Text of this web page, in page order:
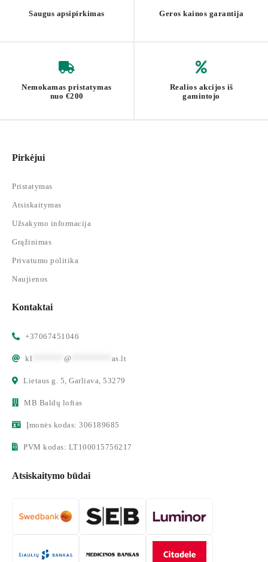
Maks. Statinė stalviršio apkrova: 100 kg
Saugus apsipirkimas Geros kainos garantija
Nemokamas pristatymas
nuo €200
Realios akcijos iš
gamintojo
Pirkėjui
Pristatymas
Atsiskaitymas
Užsakymo informacija
Grąžinimas
Privatumo politika
Naujienos
Kontaktai
+37067451046
kl @ as.lt
Lietaus g. 5, Garliava, 53279
MB Baldų loftas
Įmonės kodas: 306189685
PVM kodas: LT100015756217
Atsiskaitymo būdai